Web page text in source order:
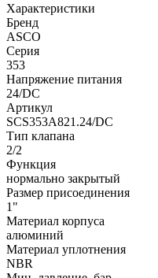
Характеристики
Бренд
ASCO
Серия
353
Напряжение питания
24/DC
Артикул
SCS353A821.24/DC
Тип клапана
2/2
Функция
нормально закрытый
Размер присоединения
1"
Материал корпуса
алюминий
Материал уплотнения
NBR